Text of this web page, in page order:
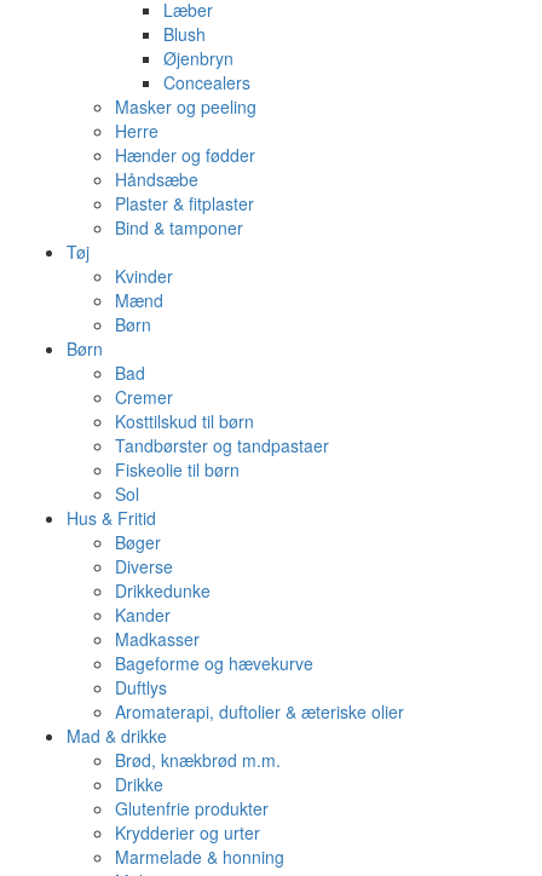
Læber
Blush
Øjenbryn
Concealers
Masker og peeling
Herre
Hænder og fødder
Håndsæbe
Plaster & fitplaster
Bind & tamponer
Tøj
Kvinder
Mænd
Børn
Børn
Bad
Cremer
Kosttilskud til børn
Tandbørster og tandpastaer
Fiskeolie til børn
Sol
Hus & Fritid
Bøger
Diverse
Drikkedunke
Kander
Madkasser
Bageforme og hævekurve
Duftlys
Aromaterapi, duftolier & æteriske olier
Mad & drikke
Brød, knækbrød m.m.
Drikke
Glutenfrie produkter
Krydderier og urter
Marmelade & honning